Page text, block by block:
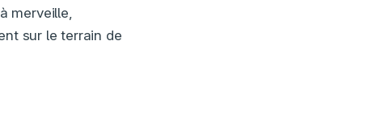
merveille,
sur le terrain de